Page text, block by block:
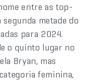
entre as top-
metade do
para 2024.
o quinto lugar no
Bryan, mas
feminina,